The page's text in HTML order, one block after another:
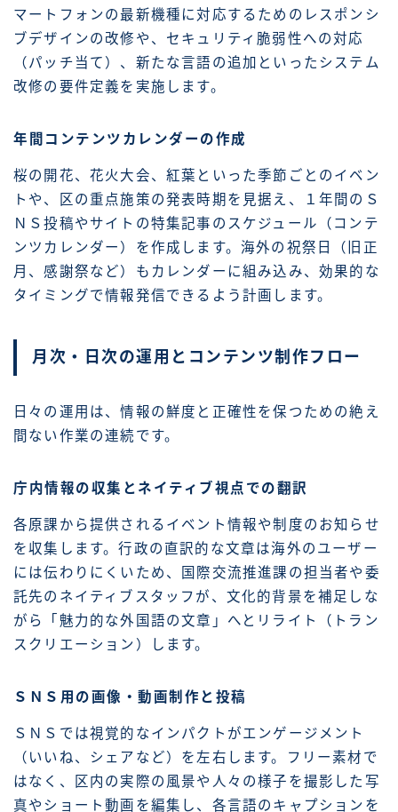
マートフォンの最新機種に対応するためのレスポンシ
ブデザインの改修や、セキュリティ脆弱性への対応
（パッチ当て）、新たな言語の追加といったシステム
改修の要件定義を実施します。
年間コンテンツカレンダーの作成
桜の開花、花火大会、紅葉といった季節ごとのイベン
トや、区の重点施策の発表時期を見据え、１年間のＳ
ＮＳ投稿やサイトの特集記事のスケジュール（コンテ
ンツカレンダー）を作成します。海外の祝祭日（旧正
月、感謝祭など）もカレンダーに組み込み、効果的な
タイミングで情報発信できるよう計画します。
月次・日次の運用とコンテンツ制作フロー
日々の運用は、情報の鮮度と正確性を保つための絶え
間ない作業の連続です。
庁内情報の収集とネイティブ視点での翻訳
各原課から提供されるイベント情報や制度のお知らせ
を収集します。行政の直訳的な文章は海外のユーザー
には伝わりにくいため、国際交流推進課の担当者や委
託先のネイティブスタッフが、文化的背景を補足しな
がら「魅力的な外国語の文章」へとリライト（トラン
スクリエーション）します。
ＳＮＳ用の画像・動画制作と投稿
ＳＮＳでは視覚的なインパクトがエンゲージメント
（いいね、シェアなど）を左右します。フリー素材で
はなく、区内の実際の風景や人々の様子を撮影した写
真やショート動画を編集し、各言語のキャプションを